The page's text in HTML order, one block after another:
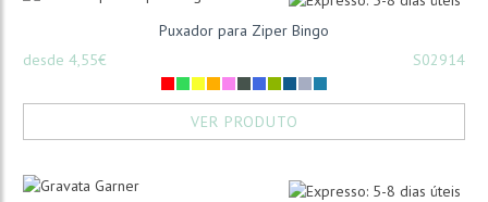
Puxador para Ziper Bingo
desde 4,55€
S02914
VER PRODUTO